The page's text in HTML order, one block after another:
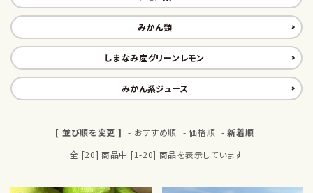
みかん類
しまなみ産グリーンレモン
みかん系ジュース
[ 並び順を変更 ] - おすすめ順 -価格順 -新着順
全 [20] 商品中 [1-20] 商品を表示しています